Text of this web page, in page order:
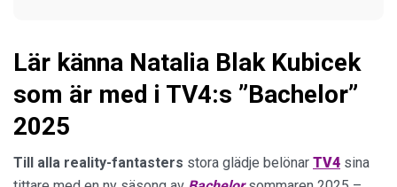
Lär känna Natalia Blak Kubicek
som är med i TV4:s ”Bachelor”
2025
Till alla reality-fantasters stora glädje belönar TV4 sina